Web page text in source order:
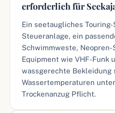
erforderlich für
Ein seetaugliches
Steueranlage, ein
Schwimmweste,
Equipment wie VHF-Funk
wassgerechte Bekleidung
Wassertemperaturen
Trockenanzug Pflicht.